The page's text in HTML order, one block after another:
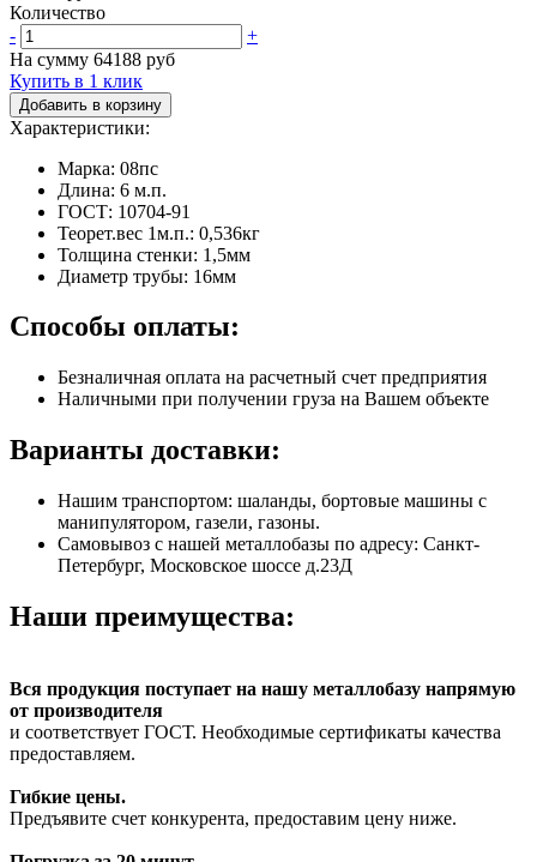
Количество
-
+
На сумму 64188 руб
Купить в 1 клик
Добавить в корзину
Характеристики:
Марка: 08пс
Длина: 6 м.п.
ГОСТ: 10704-91
Теорет.вес 1м.п.: 0,536кг
Толщина стенки: 1,5мм
Диаметр трубы: 16мм
Способы оплаты:
Безналичная оплата на расчетный счет предприятия
Наличными при получении груза на Вашем объекте
Варианты доставки:
Нашим транспортом: шаланды, бортовые машины с
манипулятором, газели, газоны.
Самовывоз с нашей металлобазы по адресу: Санкт-
Петербург, Московское шоссе д.23Д
Наши преимущества:
Вся продукция поступает на нашу металлобазу напрямую
от производителя
и соответствует ГОСТ. Необходимые сертификаты качества
предоставляем.
Гибкие цены.
Предъявите счет конкурента, предоставим цену ниже.